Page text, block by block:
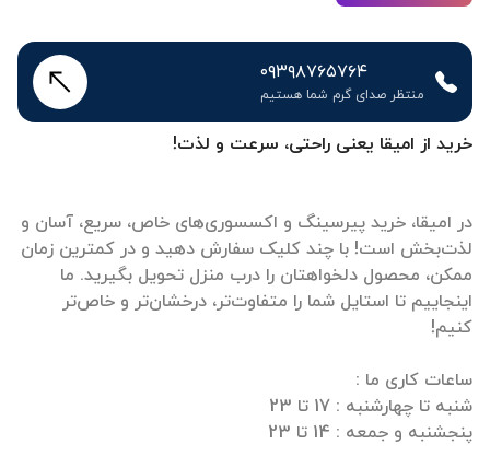
خرید از امیقا یعنی راحتی، سرعت و لذت!
در امیقا، خرید پیرسینگ و اکسسوری‌های خاص، سریع، آسان و
لذت‌بخش است! با چند کلیک سفارش دهید و در کمترین زمان
ممکن، محصول دلخواهتان را درب منزل تحویل بگیرید. ما
اینجاییم تا استایل شما را متفاوت‌تر، درخشان‌تر و خاص‌تر
۰۹۳۹۸۷۶۵۷۶۴
منتظر صدای گرم شما هستیم